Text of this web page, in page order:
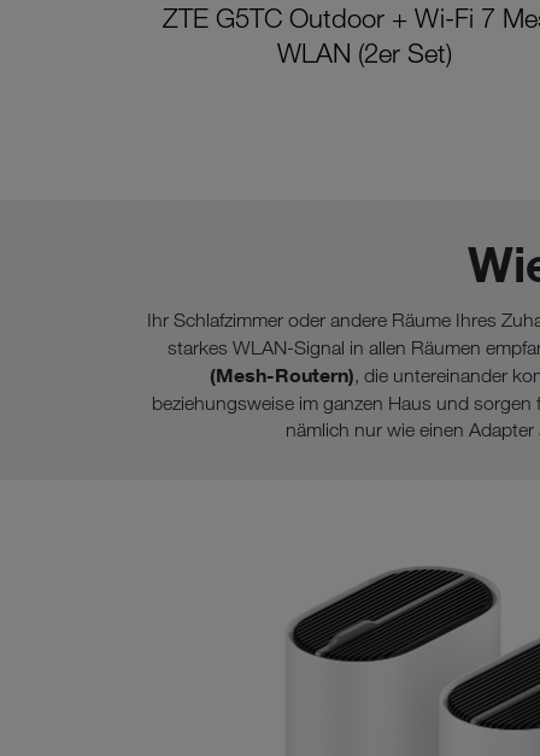
ZTE G5TC Outdoor + Wi-Fi 7
WLAN (2er Set)
Ihr Schlafzimmer oder andere Räume Ihres
starkes WLAN-Signal in allen Räumen
(Mesh-Routern), die untereinander
beziehungsweise im ganzen Haus und
nämlich nur wie einen